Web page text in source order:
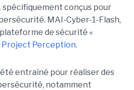
spécifiquement conçus pour
MAI-Cyber-1-Flash,
plateforme de sécurité «
Perception.
entraîné pour réaliser des
notamment